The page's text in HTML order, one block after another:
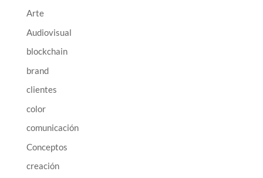
Arte
Audiovisual
blockchain
brand
clientes
color
comunicación
Conceptos
creación